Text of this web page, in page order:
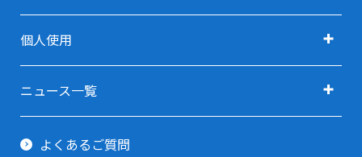
指定管理者
ご予約ガイド
利用当日ガイド
利用用途で探す TOP
利用用途で探す(イベント・展示会)
定期教室ガイド TOP
個人使用
卓球(個人使用)
柔道場(個人使用)
ニュース一覧
すべてのニュース
よくあるご質問